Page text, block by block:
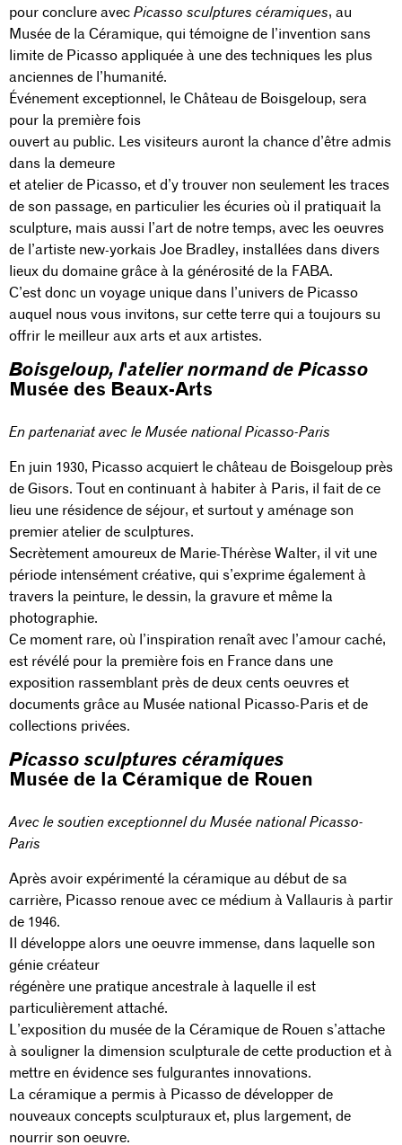
pour conclure avec Picasso sculptures céramiques, au
Musée de la Céramique, qui témoigne de l’invention sans
limite de Picasso appliquée à une des techniques les plus
anciennes de l’humanité.
Événement exceptionnel, le Château de Boisgeloup, sera
pour la première fois
ouvert au public. Les visiteurs auront la chance d’être admis
dans la demeure
et atelier de Picasso, et d’y trouver non seulement les traces
de son passage, en particulier les écuries où il pratiquait la
sculpture, mais aussi l’art de notre temps, avec les oeuvres
de l’artiste new-yorkais Joe Bradley, installées dans divers
lieux du domaine grâce à la générosité de la FABA.
C’est donc un voyage unique dans l’univers de Picasso
auquel nous vous invitons, sur cette terre qui a toujours su
offrir le meilleur aux arts et aux artistes.
Boisgeloup, l'atelier normand de Picasso
Musée des Beaux-Arts
En partenariat avec le Musée national Picasso-Paris
En juin 1930, Picasso acquiert le château de Boisgeloup près
de Gisors. Tout en continuant à habiter à Paris, il fait de ce
lieu une résidence de séjour, et surtout y aménage son
premier atelier de sculptures.
Secrètement amoureux de Marie-Thérèse Walter, il vit une
période intensément créative, qui s’exprime également à
travers la peinture, le dessin, la gravure et même la
photographie.
Ce moment rare, où l’inspiration renaît avec l’amour caché,
est révélé pour la première fois en France dans une
exposition rassemblant près de deux cents oeuvres et
documents grâce au Musée national Picasso-Paris et de
collections privées.
Picasso sculptures céramiques
Musée de la Céramique de Rouen
Avec le soutien exceptionnel du Musée national Picasso-
Paris
Après avoir expérimenté la céramique au début de sa
carrière, Picasso renoue avec ce médium à Vallauris à partir
de 1946.
Il développe alors une oeuvre immense, dans laquelle son
génie créateur
régénère une pratique ancestrale à laquelle il est
particulièrement attaché.
L’exposition du musée de la Céramique de Rouen s’attache
à souligner la dimension sculpturale de cette production et à
mettre en évidence ses fulgurantes innovations.
La céramique a permis à Picasso de développer de
nouveaux concepts sculpturaux et, plus largement, de
nourrir son oeuvre.